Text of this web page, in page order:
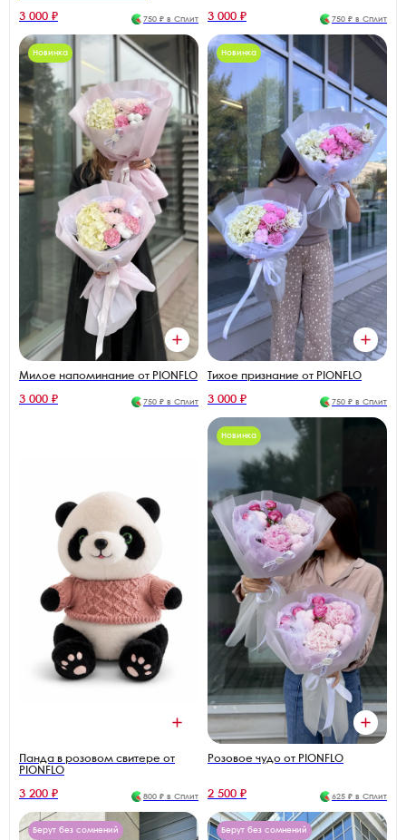
3 000 ₽ 750 ₽ в Сплит 3 000 ₽ 750 ₽ в Сплит
Новинка
Милое напоминание от PIONFLO
3 000 ₽ 750 ₽ в Сплит
Новинка
Тихое признание от PIONFLO
3 000 ₽ 750 ₽ в Сплит
Панда в розовом свитере от
PIONFLO
3 200 ₽ 800 ₽ в Сплит
Новинка
Розовое чудо от PIONFLO
2 500 ₽ 625 ₽ в Сплит
Берут без сомнений Берут без сомнений